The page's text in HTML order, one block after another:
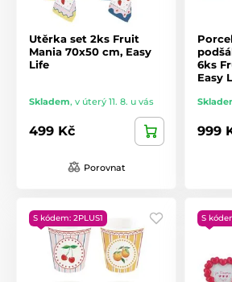
Utěrka set 2ks Fruit
Mania 70x50 cm, Easy
Life
Skladem, v úterý 11. 8. u vás
499 Kč
Porovnat
6ks
Easy
999
S kódem: 2PLUS1 S